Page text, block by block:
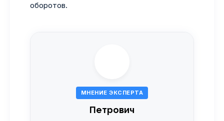
оборотов.
МНЕНИЕ ЭКСПЕРТА
Петрович